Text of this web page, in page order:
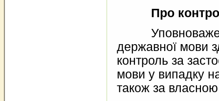
Про
державної мови
контроль за
мови у випадку
також за власною